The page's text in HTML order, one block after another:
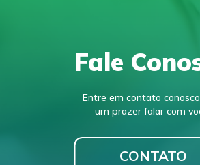
Fale
Entre em contato
um prazer falar com
CONTATO